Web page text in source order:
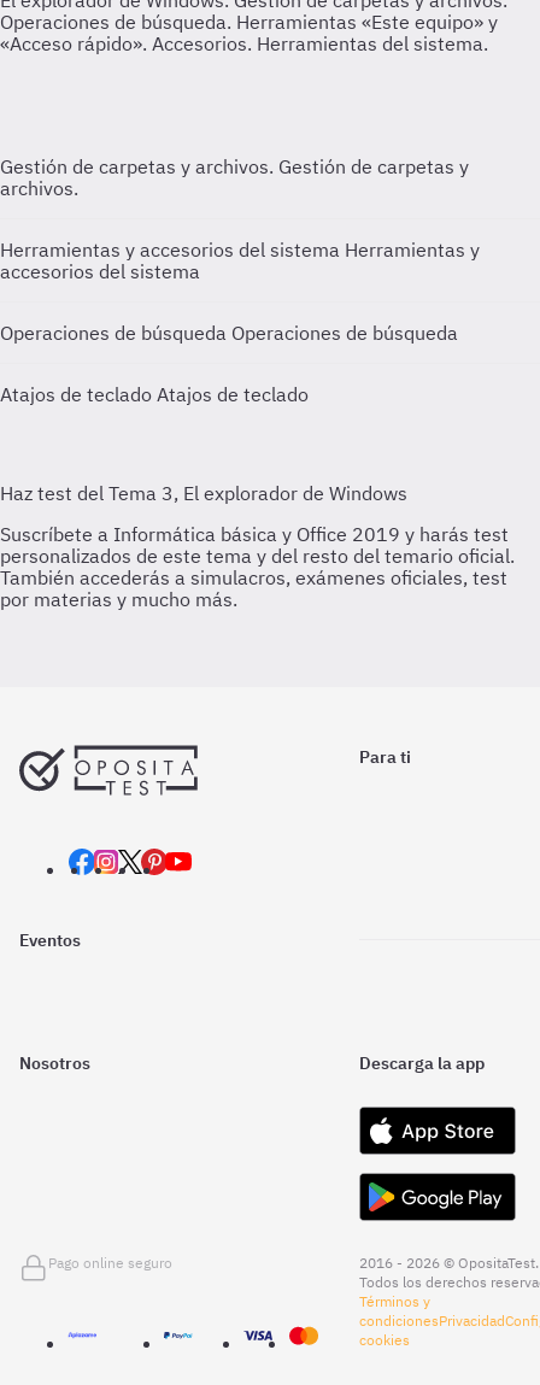
Gestión de carpetas y archivos. Gestión de carpetas y
archivos.
Herramientas y accesorios del sistema Herramientas y
accesorios del sistema
Operaciones de búsqueda Operaciones de búsqueda
Atajos de teclado Atajos de teclado
Para ti
Eventos
Nosotros Descarga la app
Pago online seguro
2016 - 2026 © OpositaTest.
Todos los derechos
Términos y
condicionesPrivacidad
cookies